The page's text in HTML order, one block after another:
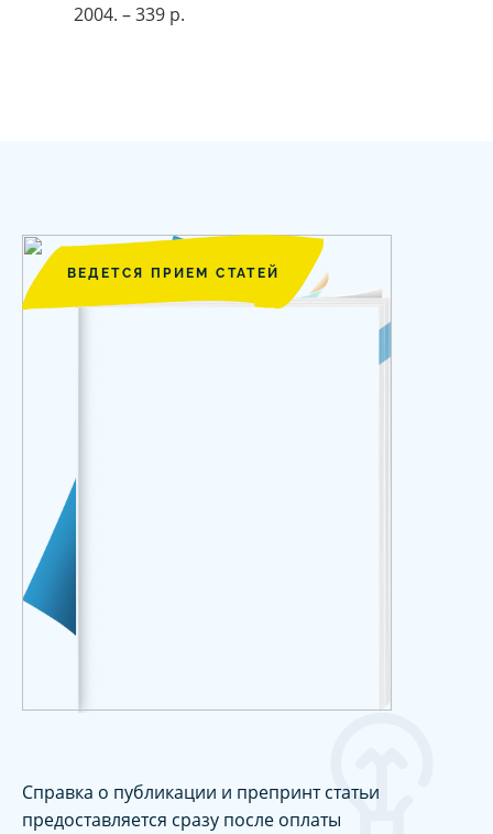
2004. – 339 p.
ВЕДЕТСЯ ПРИЕМ СТАТЕЙ
Справка о публикации и препринт статьи
предоставляется сразу после оплаты